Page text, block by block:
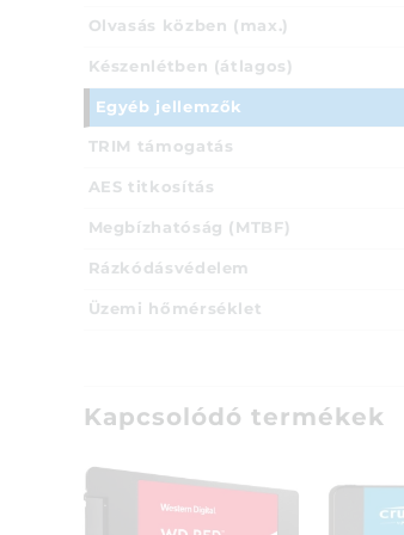
Olvasás közben (max.)
Készenlétben (átlagos)
Egyéb jellemzők
TRIM támogatás
AES titkosítás
Megbízhatóság (MTBF)
Rázkódásvédelem
Üzemi hőmérséklet
Kapcsolódó termékek